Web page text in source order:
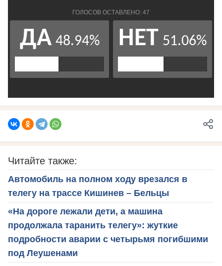
Читайте также:
Автомобиль на полном ходу врезался в
телегу на трассе Кишинев – Бельцы
«На дороге лежали дети, а машина
продолжала таранить телегу»: жуткие
подробности аварии с четырьмя погибшими
под Леушенами